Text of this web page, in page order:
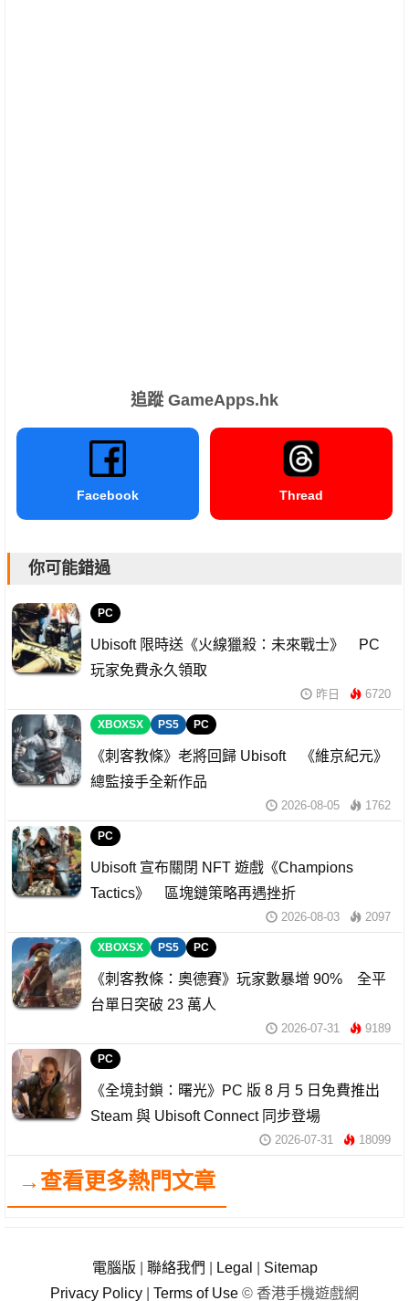
追蹤 GameApps.hk
Facebook Thread
你可能錯過
PC
Ubisoft 限時送《火線獵殺：未來戰士》 PC
玩家免費永久領取
昨日 6720
XBOXSX PS5 PC
《刺客教條》老將回歸 Ubisoft 《維京紀元》
總監接手全新作品
2026-08-05 1762
PC
Ubisoft 宣布關閉 NFT 遊戲《Champions
Tactics》 區塊鏈策略再遇挫折
2026-08-03 2097
XBOXSX PS5 PC
《刺客教條：奧德賽》玩家數暴增 90% 全平
台單日突破 23 萬人
2026-07-31 9189
PC
《全境封鎖：曙光》PC 版 8 月 5 日免費推出
Steam 與 Ubisoft Connect 同步登場
2026-07-31 18099
→查看更多熱門文章
電腦版 聯絡我們 Legal
Sitemap
Privacy Policy
Terms of Use © 香港手機遊戲網